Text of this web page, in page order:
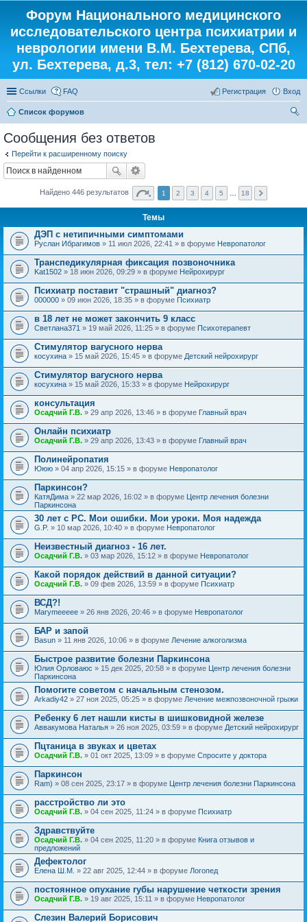
Форум Национального медицинского
исследовательского центра психиатрии и
неврологии имени В.М. Бехтерева, СПб,
ул. Бехтерева, д.3, тел: +7 (812) 670-02-20
Ссылки FAQ Вход
Регистрация
Список форумов
Сообщения без ответов
Перейти к расширенному поиску
Найдено 446 результатов 1 2 3 4 5 18
Темы
ДЭП с нетипичными симптомами
Руслан Ибрагимов » 11 июл 2026, 22:41 » в форуме Невропатолог
Транспедикулярная фиксация позвоночника
Kat1502 » 18 июн 2026, 09:29 » в форуме Нейрохирург
Психиатр поставит "страшный" диагноз?
000000 » 09 июн 2026, 18:35 » в форуме Психиатр
в 18 лет не может закончить 9 класс
Светлана371 » 19 май 2026, 11:25 » в форуме Психотерапевт
Стимулятор вагусного нерва
косухина » 15 май 2026, 15:45 » в форуме Детский нейрохирург
Стимулятор вагусного нерва
косухина » 15 май 2026, 15:33 » в форуме Нейрохирург
консультация
Осадчий Г.В. » 29 апр 2026, 13:46 » в форуме Главный врач
Онлайн психиатр
Осадчий Г.В. » 29 апр 2026, 13:43 » в форуме Главный врач
Полинейропатия
Ююю » 04 апр 2026, 15:15 » в форуме Невропатолог
Паркинсон?
КатяДима » 22 мар 2026, 16:02 » в форуме Центр лечения болезни
Паркинсона
30 лет с РС. Мои ошибки. Мои уроки. Моя надежда
G.P. » 10 мар 2026, 10:40 » в форуме Невропатолог
Неизвестный диагноз - 16 лет.
Осадчий Г.В. » 03 мар 2026, 15:12 » в форуме Невропатолог
Какой порядок действий в данной ситуации?
Осадчий Г.В. » 09 фев 2026, 13:59 » в форуме Психиатр
ВСД?!
Marymeeeee » 26 янв 2026, 20:46 » в форуме Невропатолог
БАР и запой
Basun » 11 янв 2026, 10:06 » в форуме Лечение алкоголизма
Быстрое развитие болезни Паркинсона
Юлия Орловаюс » 15 дек 2025, 20:58 » в форуме Центр лечения болезни
Паркинсона
Помогите советом с начальным стенозом.
Arkadiy42 » 27 ноя 2025, 05:25 » в форуме Лечение межпозвоночной грыжи
Ребенку 6 лет нашли кисты в шишковидной железе
Аввакумова Наталья » 26 ноя 2025, 03:59 » в форуме Детский нейрохирург
Пцтаница в звуках и цветах
Осадчий Г.В. » 01 окт 2025, 13:09 » в форуме Спросите у доктора
Паркинсон
Ram) » 08 сен 2025, 23:17 » в форуме Центр лечения болезни Паркинсона
расстройство ли это
Осадчий Г.В. » 04 сен 2025, 11:24 » в форуме Психиатр
Здравствуйте
Осадчий Г.В. » 04 сен 2025, 11:20 » в форуме Книга отзывов и
предложений
Дефектолог
Елена Ш.М. » 22 авг 2025, 12:44 » в форуме Логопед
постоянное опухание губы нарушение четкости зрения
Осадчий Г.В. » 19 авг 2025, 15:11 » в форуме Невропатолог
Слезин Валерий Борисович